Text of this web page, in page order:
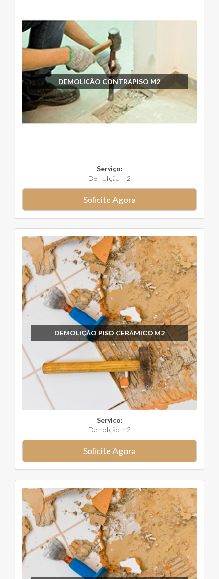
DEMOLIÇÃO CONTRAPISO M2
Serviço:
Demolição m2
Solicite Agora
DEMOLIÇÃO PISO CERÂMICO M2
Serviço:
Demolição m2
Solicite Agora